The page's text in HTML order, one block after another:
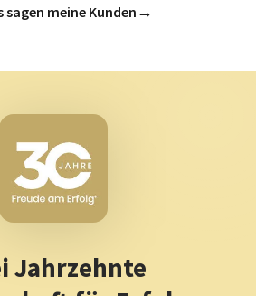
sagen meine Kunden →
Jahrzehnte